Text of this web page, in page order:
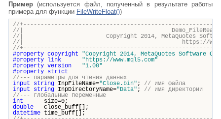
Пример(используется файл, полученный в результате работы
примера для функции FileWriteFloat())
//
//|
//| Copyright 2014, MetaQuotes Software
//| https://
//
#property copyright
"Copyright 2014, MetaQuotes Software
#property
link
"https://www.mql5.com"
#property version
"1.00"
#property strict
//--- параметры для чтения данных
input
string InpFileName="Close.bin" ; // имя файла
input
string InpDirectoryName="Data" ; // имя директории
//--- глобальные переменные
int size=0;
double close_buff[];
datetime time_buff[];